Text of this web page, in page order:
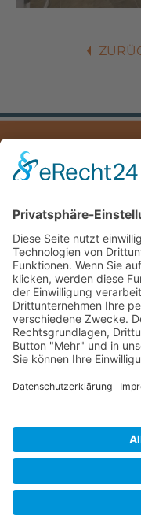
IMPRESSUM
Hauptstraße 5
83324 Ruhpolding
Deutschland /Germany
Telefon: +49(0)8663/53-0
Fax: +49(0)8663/53-40
E-mail:info@mayer-
©Mayer Hoch- u. Tiefbau